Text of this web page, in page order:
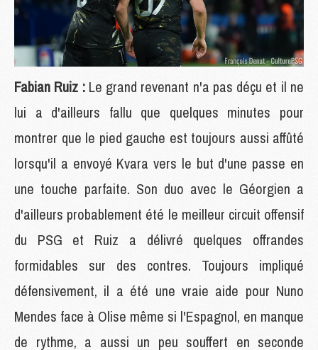
Fabian Ruiz : Le grand revenant n'a pas déçu et il ne
lui a d'ailleurs fallu que quelques minutes pour
montrer que le pied gauche est toujours aussi affûté
lorsqu'il a envoyé Kvara vers le but d'une passe en
une touche parfaite. Son duo avec le Géorgien a
d'ailleurs probablement été le meilleur circuit offensif
du PSG et Ruiz a délivré quelques offrandes
formidables sur des contres. Toujours impliqué
défensivement, il a été une vraie aide pour Nuno
Mendes face à Olise même si l'Espagnol, en manque
de rythme, a aussi un peu souffert en seconde